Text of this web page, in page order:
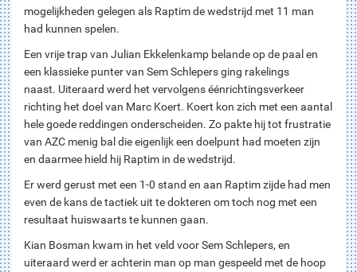
mogelijkheden gelegen als Raptim de wedstrijd met 11 man
had kunnen spelen.
Een vrije trap van Julian Ekkelenkamp belande op de paal en
een klassieke punter van Sem Schlepers ging rakelings
naast. Uiteraard werd het vervolgens éénrichtingsverkeer
richting het doel van Marc Koert. Koert kon zich met een aantal
hele goede reddingen onderscheiden. Zo pakte hij tot frustratie
van AZC menig bal die eigenlijk een doelpunt had moeten zijn
en daarmee hield hij Raptim in de wedstrijd.
Er werd gerust met een 1-0 stand en aan Raptim zijde had men
even de kans de tactiek uit te dokteren om toch nog met een
resultaat huiswaarts te kunnen gaan.
Kian Bosman kwam in het veld voor Sem Schlepers, en
uiteraard werd er achterin man op man gespeeld met de hoop